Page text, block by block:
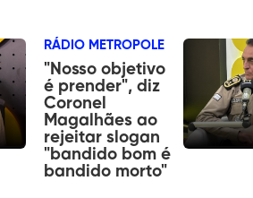
RÁDIO METROPOLE
"Nosso objetivo
é prender", diz
Coronel
Magalhães ao
rejeitar slogan
"bandido bom é
bandido morto"